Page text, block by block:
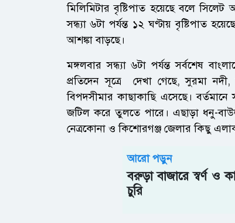
মিলিমিটার বৃষ্টিপাত হয়েছে বলে
সন্ধ্যা ৬টা পর্যন্ত ১২ ঘণ্টায় বৃষ্টিপাত
আশঙ্কা বাড়ছে।
মঙ্গলবার সন্ধ্যা ৬টা পর্যন্ত সর্বশেষ
প্রতিদেন সূত্রে দেখা গেছে, সুরমা
বিপদসীমার কাছাকাছি এসেছে।
জটিল করে তুলতে পারে। এছাড়া ধনু-
নেত্রকোনা ও কিশোরগঞ্জ জেলার কিছু
আরো পড়ুন
বরুড়া বাজারে স্বর্ণ ও
চুরি